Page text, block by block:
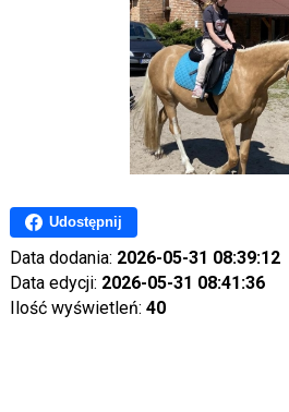
Udostępnij
Data dodania: 2026-05-31 08:39:12
Data edycji: 2026-05-31 08:41:36
Ilość wyświetleń: 40